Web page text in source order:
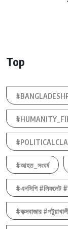
Top
#আহত_সংঘর্ষ
#এনসিপি #লিফলেট
#কক্সবাজার